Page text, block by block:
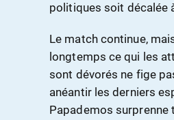
politiques soit décalée
Le match continue,
longtemps ce qui les
sont dévorés ne fige
anéantir les derniers
Papademos surprenne